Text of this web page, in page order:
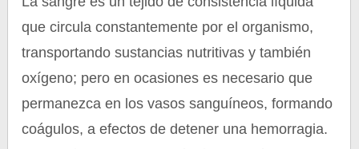
que circula constantemente por el organismo,
transportando sustancias nutritivas y también
oxígeno; pero en ocasiones es necesario que
permanezca en los vasos sanguíneos, formando
coágulos, a efectos de detener una hemorragia.